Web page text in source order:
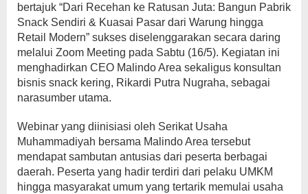
bertajuk “Dari Recehan ke Ratusan Juta: Bangun Pabrik
Snack Sendiri & Kuasai Pasar dari Warung hingga
Retail Modern” sukses diselenggarakan secara daring
melalui Zoom Meeting pada Sabtu (16/5). Kegiatan ini
menghadirkan CEO Malindo Area sekaligus konsultan
bisnis snack kering, Rikardi Putra Nugraha, sebagai
narasumber utama.
Webinar yang diinisiasi oleh Serikat Usaha
Muhammadiyah bersama Malindo Area tersebut
mendapat sambutan antusias dari peserta berbagai
daerah. Peserta yang hadir terdiri dari pelaku UMKM
hingga masyarakat umum yang tertarik memulai usaha